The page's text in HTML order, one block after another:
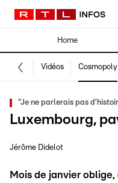
Home
Vidéos Cosmopoly
“Je ne parlerais pas
Luxembourg,
Jérôme Didelot
Mois de janvier